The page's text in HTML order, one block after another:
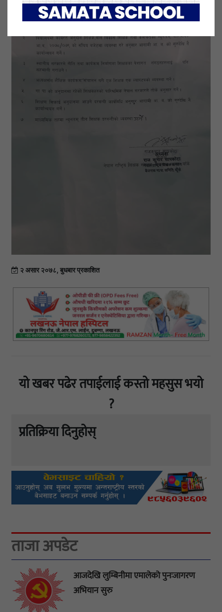
२ असार २०७८, बुधबार प्रकाशित
यो खबर पढेर तपाईलाई कस्तो महसुस भयो
?
प्रतिक्रिया दिनुहोस्
ताजा अपडेट
आजदेखि लुम्बिनीमा एमालेको पुनःजागरण
अभियान सुरु